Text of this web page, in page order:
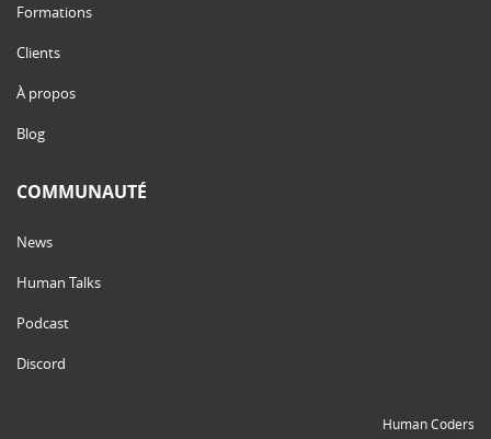
Formations
Clients
À propos
Blog
COMMUNAUTÉ
News
Human Talks
Podcast
Discord
Human Coders